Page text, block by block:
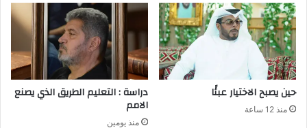
حين يصبح الاختيار عبئًا
منذ 12 ساعة
دراسة : التعليم الطريق الذي يصنع
الامم
منذ يومين